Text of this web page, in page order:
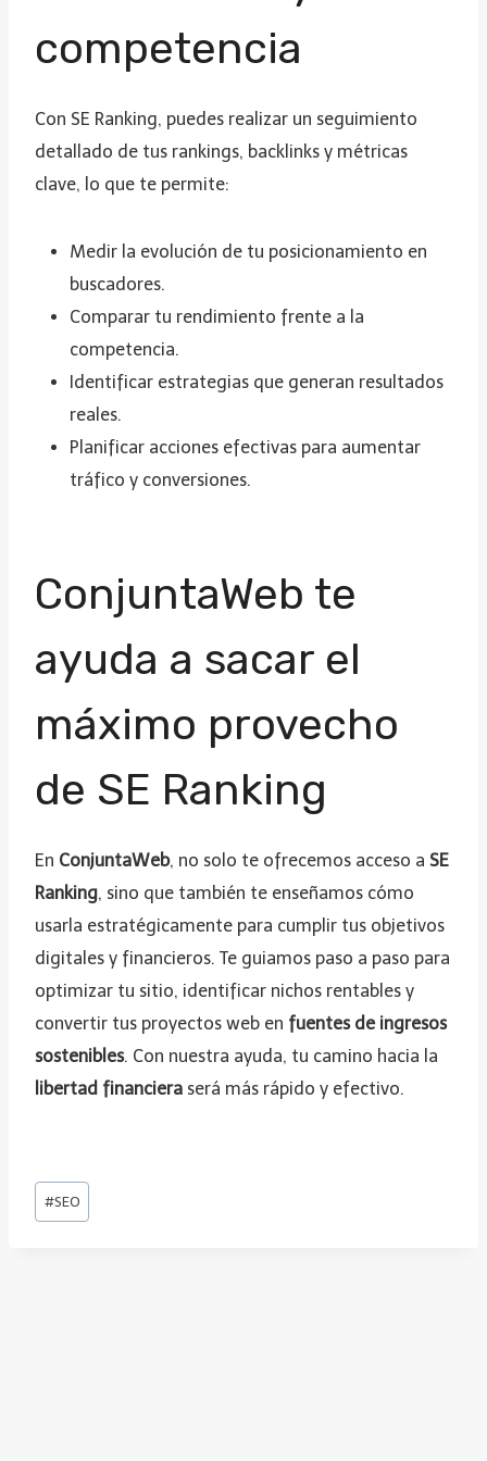
competencia
Con SE Ranking, puedes realizar un seguimiento
detallado de tus rankings, backlinks y métricas
clave, lo que te permite:
Medir la evolución de tu posicionamiento en
buscadores.
Comparar tu rendimiento frente a la
competencia.
Identificar estrategias que generan resultados
reales.
Planificar acciones efectivas para aumentar
tráfico y conversiones.
ConjuntaWeb te
ayuda a sacar el
máximo provecho
de SE Ranking
En ConjuntaWeb, no solo te ofrecemos acceso a SE
Ranking, sino que también te enseñamos cómo
usarla estratégicamente para cumplir tus objetivos
digitales y financieros. Te guiamos paso a paso para
optimizar tu sitio, identificar nichos rentables y
convertir tus proyectos web en fuentes de ingresos
sostenibles. Con nuestra ayuda, tu camino hacia la
libertad financiera será más rápido y efectivo.
E
t
#SEO